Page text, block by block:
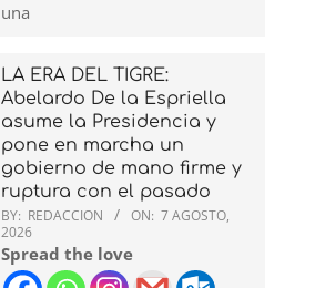
una
LA ERA DEL TIGRE:
Abelardo De la Espriella
asume la Presidencia y
pone en marcha un
gobierno de mano firme y
ruptura con el pasado
BY: REDACCION ON: 7 AGOSTO,
2026
Spread the love